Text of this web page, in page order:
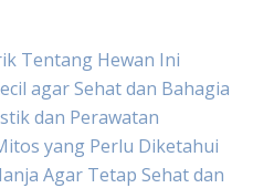
Tentang Hewan Ini
agar Sehat dan Bahagia
dan Perawatan
yang Perlu Diketahui
Agar Tetap Sehat dan